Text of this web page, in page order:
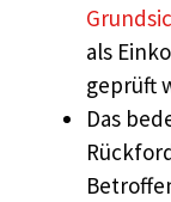
als
geprüft
Das